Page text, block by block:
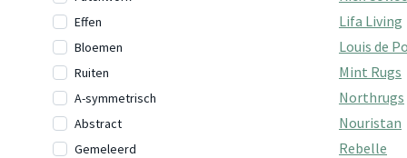
Effen
Bloemen
Ruiten
A-symmetrisch
Abstract
Gemeleerd
Lifa Living
Louis de
Mint Rugs
Northrugs
Nouristan
Rebelle